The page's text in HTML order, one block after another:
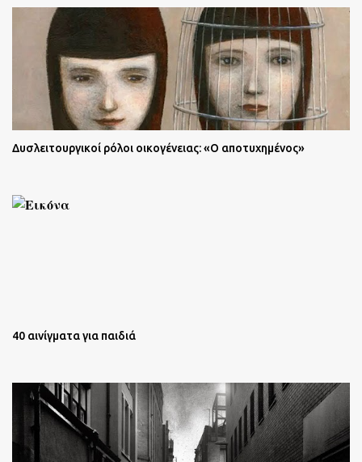
Δυσλειτουργικοί ρόλοι οικογένειας: «Ο αποτυχημένος»
40 αινίγματα για παιδιά